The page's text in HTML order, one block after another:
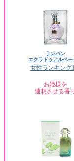
ランバン
エクラドゥアルペー
女性ランキング
お姫様を
連想させる香り